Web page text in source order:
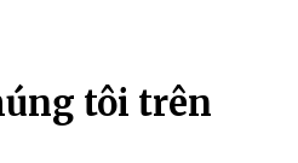
tôi trên